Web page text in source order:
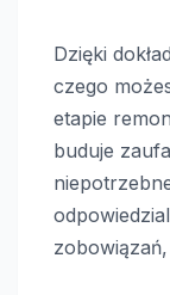
Dzięki
czego
etapie
buduje